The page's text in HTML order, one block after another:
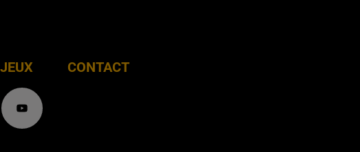
JEUX CONTACT